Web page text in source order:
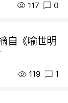
117 0
自《喻世明
119 1